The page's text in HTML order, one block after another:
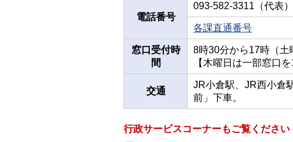
電話番号
093-582-3311（代表）
各課直通番号
窓口受付時
間
8時30分から17時（土
【木曜日は一部窓口
交通
JR小倉駅、JR西小倉
前」下車。
行政サービスコーナーもご覧ください